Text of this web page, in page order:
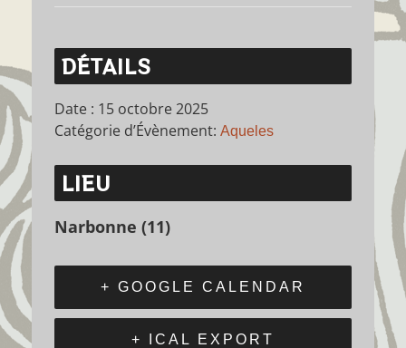
DÉTAILS
Date : 15 octobre 2025
Catégorie d’Évènement: Aqueles
LIEU
Narbonne (11)
+ GOOGLE CALENDAR
+ ICAL EXPORT